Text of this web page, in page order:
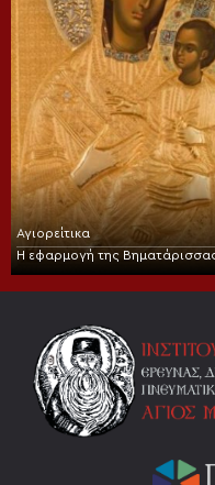
Αγιορείτικα
Η εφαρμογή της